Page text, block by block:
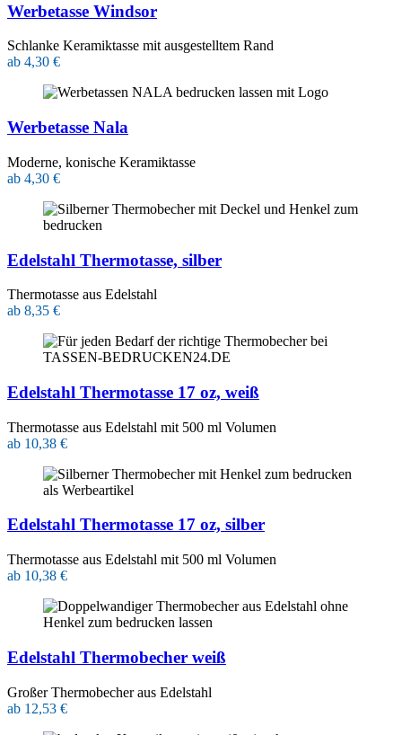
Werbetasse Windsor
Schlanke Keramiktasse mit ausgestelltem Rand
ab 4,30 €
Werbetasse Nala
Moderne, konische Keramiktasse
ab 4,30 €
Edelstahl Thermotasse, silber
Thermotasse aus Edelstahl
ab 8,35 €
Edelstahl Thermotasse 17 oz, weiß
Thermotasse aus Edelstahl mit 500 ml Volumen
ab 10,38 €
Edelstahl Thermotasse 17 oz, silber
Thermotasse aus Edelstahl mit 500 ml Volumen
ab 10,38 €
Edelstahl Thermobecher weiß
Großer Thermobecher aus Edelstahl
ab 12,53 €